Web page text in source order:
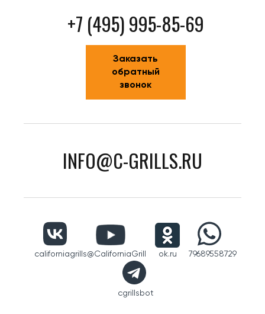
+7 (495) 995-85-69
Заказать
обратный
звонок
INFO@C-GRILLS.RU
californiagrills@CaliforniaGrill ok.ru 79689558729
cgrillsbot